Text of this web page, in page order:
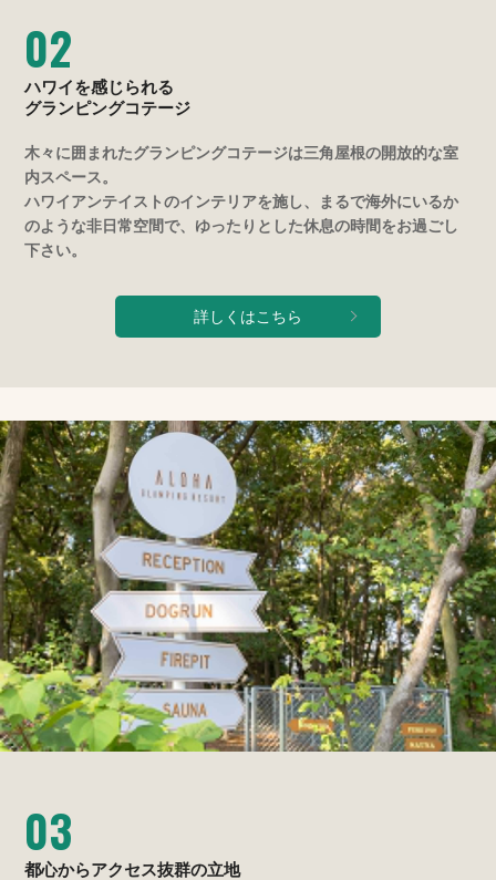
02
ハワイを感じられる
グランピングコテージ
木々に囲まれたグランピングコテージは三角屋根の開放的な室
内スペース。
ハワイアンテイストのインテリアを施し、まるで海外にいるか
のような非日常空間で、ゆったりとした休息の時間をお過ごし
下さい。
詳しくはこちら
03
都心からアクセス抜群の立地